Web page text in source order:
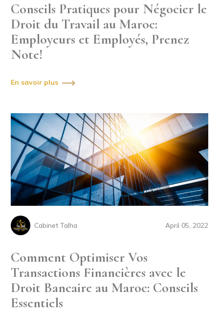
Conseils Pratiques pour Négocier le
Droit du Travail au Maroc:
Employeurs et Employés, Prenez
Note!
En savoir plus
Cabinet Talha April 05, 2022
Comment Optimiser Vos
Transactions Financières avec le
Droit Bancaire au Maroc: Conseils
Essentiels